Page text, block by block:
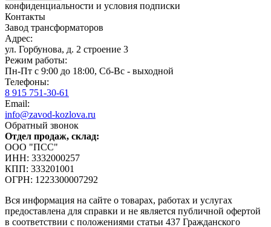
конфиденциальности и условия подписки
Контакты
Завод трансформаторов
Адрес:
ул. Горбунова, д. 2 строение 3
Режим работы:
Пн-Пт с 9:00 до 18:00, Сб-Вс - выходной
Телефоны:
8 915 751-30-61
Email:
info@zavod-kozlova.ru
Обратный звонок
Отдел продаж, склад:
ООО "ПСС"
ИНН: 3332000257
КПП: 333201001
ОГРН: 1223300007292
Вся информация на сайте о товарах, работах и услугах
предоставлена для справки и не является публичной офертой
в соответствии с положениями статьи 437 Гражданского